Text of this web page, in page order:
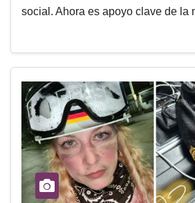
social. Ahora es apoyo clave de la